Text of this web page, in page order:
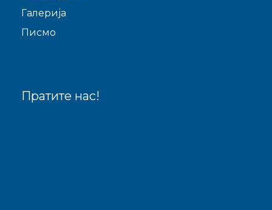
Галерија
Писмо
Пратите нас!